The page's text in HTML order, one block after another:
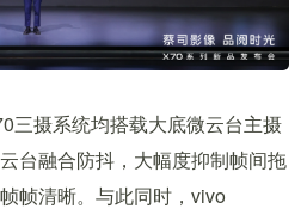
三摄系统均搭载大底微云台主摄
台融合防抖，大幅度抑制帧间拖
帧清晰。与此同时，vivo